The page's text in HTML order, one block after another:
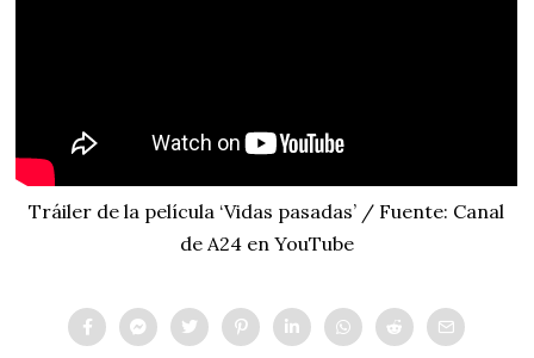
Tráiler de la película ‘Vidas pasadas’ / Fuente: Canal
de A24 en YouTube